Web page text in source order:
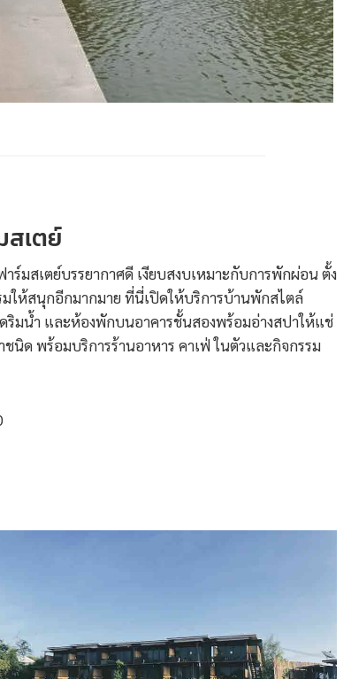
สเตย์
มสเตย์บรรยากาศดี เงียบสงบเหมาะกับการพักผ่อน ตั้ง
ให้สนุกอีกมากมาย ที่นี่เปิดให้บริการบ้านพักสไตล์
มน้ำ และห้องพักบนอาคารชั้นสองพร้อมอ่างสปาให้แช่
ด พร้อมบริการร้านอาหาร คาเฟ่ ในตัวและกิจกรรม